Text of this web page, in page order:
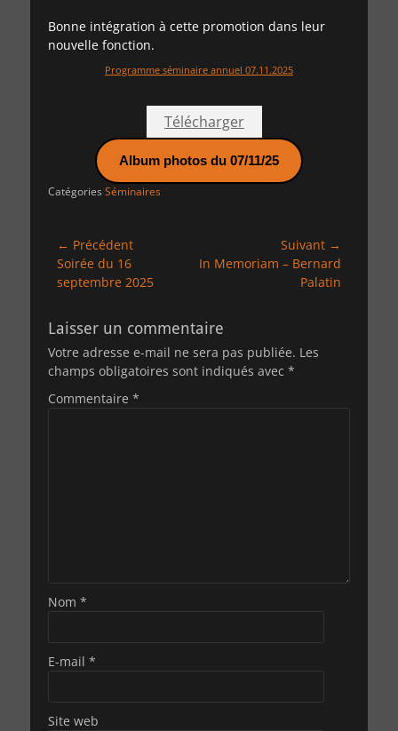
Bonne intégration à cette promotion dans leur
nouvelle fonction.
Programme séminaire annuel 07.11.2025
Télécharger
Album photos du 07/11/25
Catégories Séminaires
Navigation
de
l’article
← Précédent
Article
précédent :
Soirée du 16
septembre 2025
Suivant →
Article
In Memoriam – Bernard
Palatin
Laisser un commentaire
Votre adresse e-mail ne sera pas publiée. Les
champs obligatoires sont indiqués avec *
Commentaire *
Nom *
E-mail *
Site web